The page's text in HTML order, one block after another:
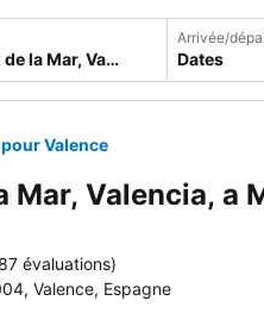
Arrivée/
Dates
Valence
Mar, Valencia, a
évaluations)
Valence, Espagne